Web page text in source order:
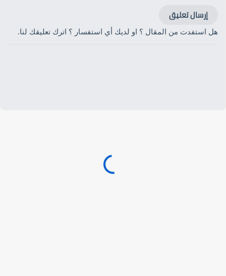
إرسال تعليق
هل استفدت من المقال ؟ او لديك أي استفسار ؟ اترك تعليقك لنا.